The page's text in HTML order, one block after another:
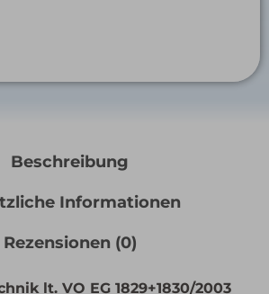
Beschreibung
Informationen
Rezensionen (0)
lt. VO EG 1829+1830/2003